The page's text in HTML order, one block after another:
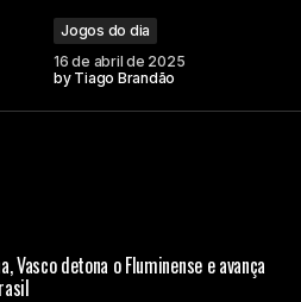
Jogos do dia
16 de abril de 2025
by Tiago Brandão
Vasco detona o Fluminense e avança